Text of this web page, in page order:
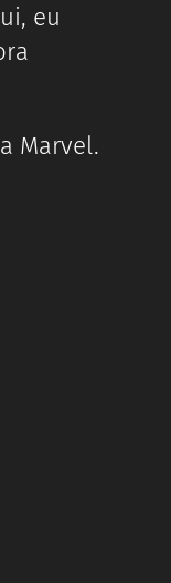
eu
Marvel.